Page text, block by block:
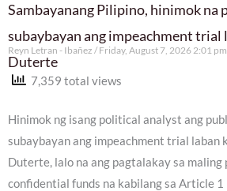
Sambayanang Pilipino, hinimok na
subaybayan ang impeachment trial
Duterte
Reyn Letran - Ibañez Friday, August 7, 2026 2:01 pm
7,359 total views
Hinimok ng isang political analyst ang
subaybayan ang impeachment trial laban
Duterte, lalo na ang pagtalakay sa maling
confidential funds na kabilang sa Article 1